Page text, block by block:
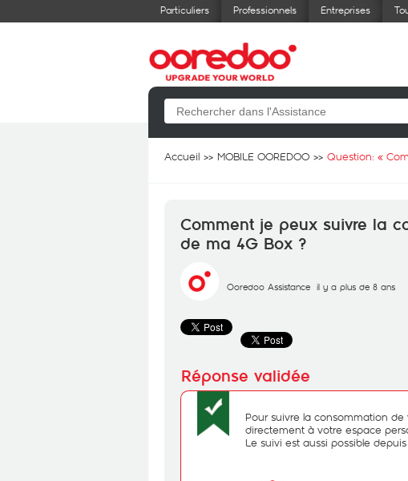
Particuliers Professionnels Entreprises
Accueil MOBILE OOREDOO Question: «
Comment je peux suivre la
de ma 4G Box ?
Ooredoo Assistance il y a plus de 8 ans
Pour suivre la consommation
directement à votre espace
Le suivi est aussi possible